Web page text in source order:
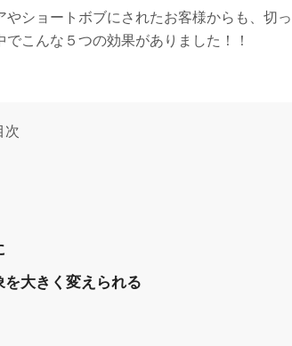
ショートボブにされたお客様からも、切っ
こんな５つの効果がありました！！
大きく変えられる